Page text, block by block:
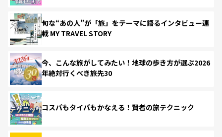
旬な“あの人”が「旅」をテーマに語るインタビュー連
載 MY TRAVEL STORY
今、こんな旅がしてみたい！地球の歩き方が選ぶ2026
年絶対行くべき旅先30
コスパもタイパもかなえる！賢者の旅テクニック